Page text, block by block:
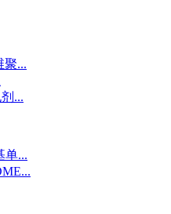
聚...
...
单...